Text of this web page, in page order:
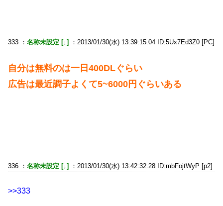
333 ： 名称未設定 [↓] ：2013/01/30(水) 13:39:15.04 ID:5Ux7Ed3Z0 [PC]
自分は無料のは一日400DLぐらい
広告は最近調子よくて5~6000円ぐらいある
336 ： 名称未設定 [↓] ：2013/01/30(水) 13:42:32.28 ID:mbFojtWyP [p2]
>>333